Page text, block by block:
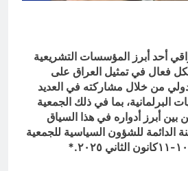
أحد أبرز المؤسسات التشريعية
فعال في تمثيل العراق على
من خلال مشاركته في العديد
البرلمانية، بما في ذلك الجمعية
بين أبرز أدواره في هذا السياق
الدائمة للشؤون السياسية للجمعية